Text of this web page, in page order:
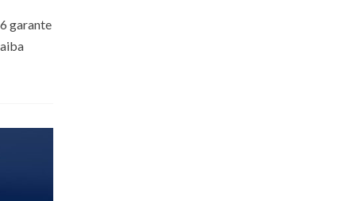
garante